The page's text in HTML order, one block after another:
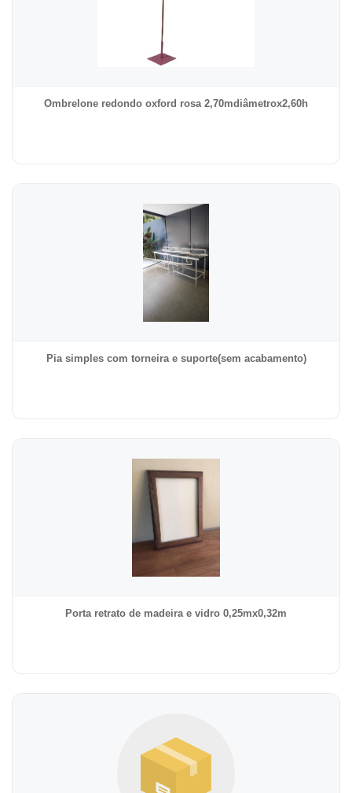
Ombrelone redondo oxford rosa 2,70mdiâmetrox2,60h
Pia simples com torneira e suporte(sem acabamento)
Porta retrato de madeira e vidro 0,25mx0,32m